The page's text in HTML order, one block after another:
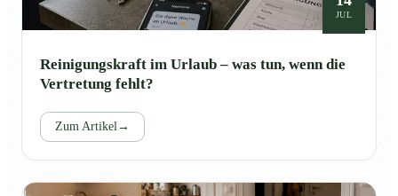
JUL
Reinigungskraft im Urlaub – was tun, wenn die
Vertretung fehlt?
Zum Artikel→